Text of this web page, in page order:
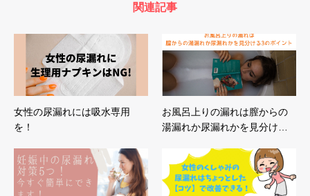
関連記事
女性の尿漏れには吸水専用
を！
お風呂上りの漏れは膣からの
湯漏れか尿漏れかを見分け…